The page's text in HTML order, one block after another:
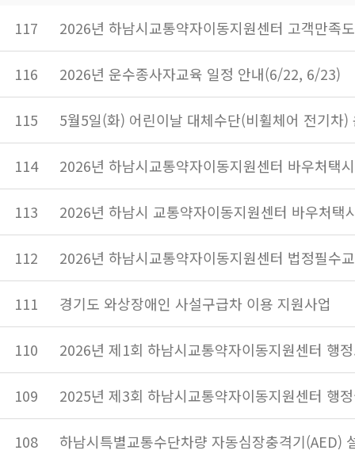
117 2026년 하남시교통약자이동지원센터 고객만족
116 2026년 운수종사자교육 일정 안내(6/22, 6/23)
115 5월5일(화) 어린이날 대체수단(비휠체어 전기차)
114 2026년 하남시교통약자이동지원센터 바우처택
113 2026년 하남시 교통약자이동지원센터 바우처택
112 2026년 하남시교통약자이동지원센터 법정필수
111 경기도 와상장애인 사설구급차 이용 지원사업
110 2026년 제1회 하남시교통약자이동지원센터 행
109 2025년 제3회 하남시교통약자이동지원센터 행
108 하남시특별교통수단차량 자동심장충격기(AED)